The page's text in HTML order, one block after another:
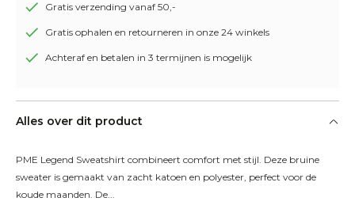
Gratis verzending vanaf 50,-
Gratis ophalen en retourneren in onze 24 winkels
Achteraf en betalen in 3 termijnen is mogelijk
Alles over dit product
PME Legend Sweatshirt combineert comfort met stijl. Deze bruine
sweater is gemaakt van zacht katoen en polyester, perfect voor de
koude maanden. De...